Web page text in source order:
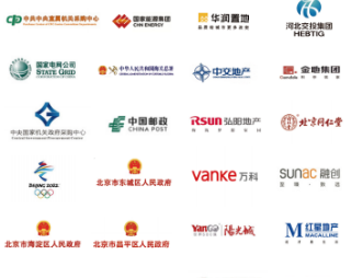
服务范围
人才招聘
企业文化
联系我们
访客留言